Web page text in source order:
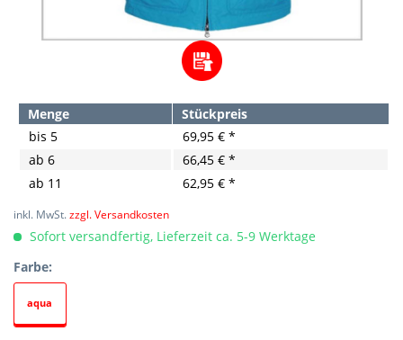
Menge
Stückpreis
bis 5
69,95 € *
ab 6
66,45 € *
ab 11 62,95 € *
inkl. MwSt.zzgl. Versandkosten
Sofort versandfertig, Lieferzeit ca. 5-9 Werktage
Farbe:
aqua